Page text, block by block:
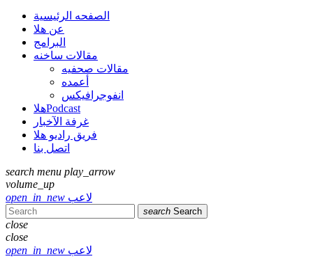
الصفحه الرئيسية
عن هلا
البرامج
مقالات ساخنه
مقالات صحفيه
أعمده
انفوجرافيكس
هلاPodcast
غرفة الآخبار
فريق راديو هلا
اتصل بنا
search menu play_arrow
volume_up
open_in_new لاعب
search Search
close
close
open_in_new لاعب